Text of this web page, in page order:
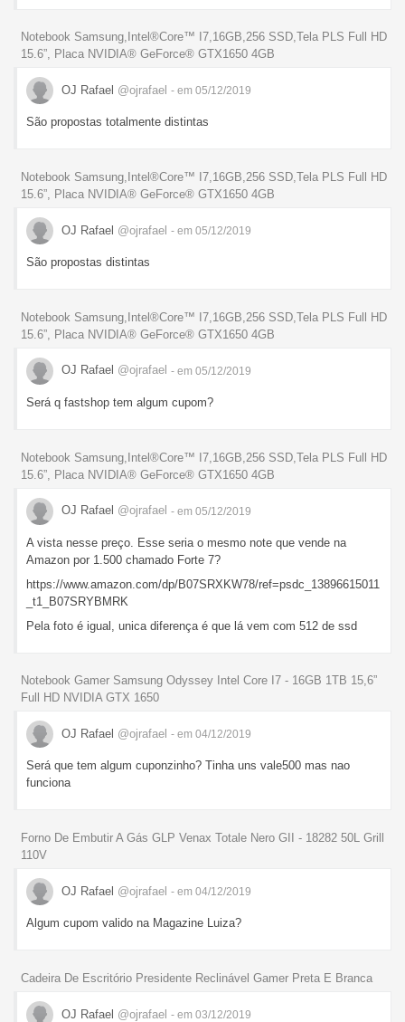
Notebook Samsung,Intel®Core™ I7,16GB,256 SSD,Tela PLS Full HD
15.6”, Placa NVIDIA® GeForce® GTX1650 4GB
OJ Rafael @ojrafael - em 05/12/2019
São propostas totalmente distintas
Notebook Samsung,Intel®Core™ I7,16GB,256 SSD,Tela PLS Full HD
15.6”, Placa NVIDIA® GeForce® GTX1650 4GB
OJ Rafael @ojrafael - em 05/12/2019
São propostas distintas
Notebook Samsung,Intel®Core™ I7,16GB,256 SSD,Tela PLS Full HD
15.6”, Placa NVIDIA® GeForce® GTX1650 4GB
OJ Rafael @ojrafael - em 05/12/2019
Será q fastshop tem algum cupom?
Notebook Samsung,Intel®Core™ I7,16GB,256 SSD,Tela PLS Full HD
15.6”, Placa NVIDIA® GeForce® GTX1650 4GB
OJ Rafael @ojrafael - em 05/12/2019
A vista nesse preço. Esse seria o mesmo note que vende na
Amazon por 1.500 chamado Forte 7?
https://www.amazon.com/dp/B07SRXKW78/ref=psdc_13896615011
_t1_B07SRYBMRK
Pela foto é igual, unica diferença é que lá vem com 512 de ssd
Notebook Gamer Samsung Odyssey Intel Core I7 - 16GB 1TB 15,6”
Full HD NVIDIA GTX 1650
OJ Rafael @ojrafael - em 04/12/2019
Será que tem algum cuponzinho? Tinha uns vale500 mas nao
funciona
Forno De Embutir A Gás GLP Venax Totale Nero GII - 18282 50L Grill
110V
OJ Rafael @ojrafael - em 04/12/2019
Algum cupom valido na Magazine Luiza?
Cadeira De Escritório Presidente Reclinável Gamer Preta E Branca
OJ Rafael @ojrafael - em 03/12/2019